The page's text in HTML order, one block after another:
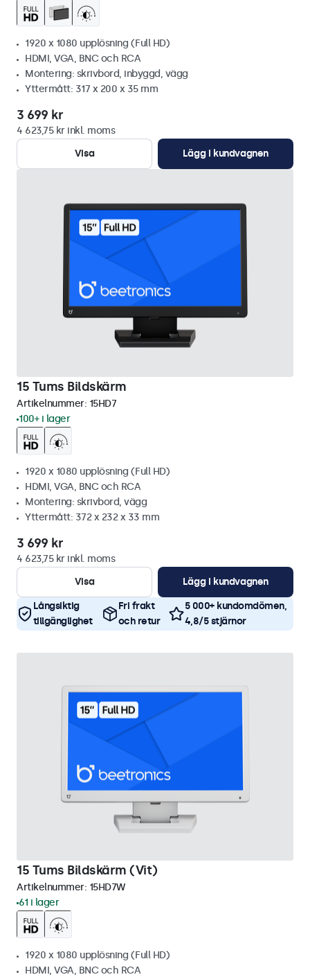
1920 x 1080 upplösning (Full HD)
HDMI, VGA, BNC och RCA
Montering: skrivbord, inbyggd, vägg
Yttermått: 317 x 200 x 35 mm
3 699 kr
4 623,75 kr inkl. moms
Visa
Lägg i kundvagnen
15 Tums Bildskärm
Artikelnummer: 15HD7
100+ i lager
1920 x 1080 upplösning (Full HD)
HDMI, VGA, BNC och RCA
Montering: skrivbord, vägg
Yttermått: 372 x 232 x 33 mm
3 699 kr
4 623,75 kr inkl. moms
Visa
Lägg i kundvagnen
Långsiktig
tillgänglighet
Fri frakt
och retur
5 000+ kundomdömen,
4,8/5 stjärnor
15 Tums Bildskärm (Vit)
Artikelnummer: 15HD7W
61 i lager
1920 x 1080 upplösning (Full HD)
HDMI, VGA, BNC och RCA